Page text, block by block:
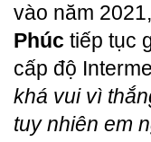
vào năm
Phúc tiếp tục
cấp độ
khá vui vì
tuy nhiên em